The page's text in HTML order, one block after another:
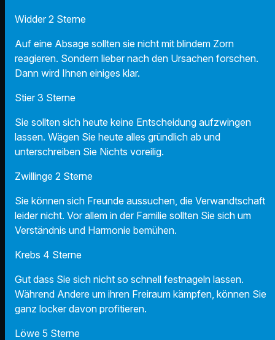
Widder 2 Sterne
Auf eine Absage sollten sie nicht mit blindem Zorn
reagieren. Sondern lieber nach den Ursachen forschen.
Dann wird Ihnen einiges klar.
Stier 3 Sterne
Sie sollten sich heute keine Entscheidung aufzwingen
lassen. Wägen Sie heute alles gründlich ab und
unterschreiben Sie Nichts voreilig.
Zwillinge 2 Sterne
Sie können sich Freunde aussuchen, die Verwandtschaft
leider nicht. Vor allem in der Familie sollten Sie sich um
Verständnis und Harmonie bemühen.
Krebs 4 Sterne
Gut dass Sie sich nicht so schnell festnageln lassen.
Während Andere um ihren Freiraum kämpfen, können Sie
ganz locker davon profitieren.
Löwe 5 Sterne